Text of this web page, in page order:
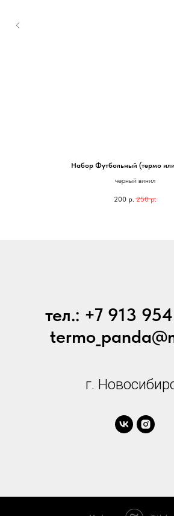
Набор Футбольный (термо
черный винил
200 р. 250 р.
тел.: +7 913
г.